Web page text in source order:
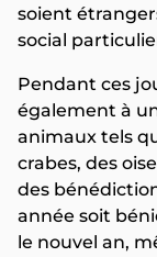
soient
social
Pendant ces
également à
animaux tels
crabes, des
des
année soit
le nouvel an,